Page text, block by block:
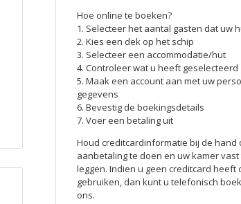
Hoe online te boeken?
1. Selecteer het aantal gasten dat uw
2. Kies een dek op het schip
3. Selecteer een accommodatie/hut
4. Controleer wat u heeft geselecteerd
5. Maak een account aan met uw
gegevens
6. Bevestig de boekingsdetails
7. Voer een betaling uit
Houd creditcardinformatie bij de hand
aanbetaling te doen en uw kamer vast
leggen. Indien u geen creditcard heeft
gebruiken, dan kunt u telefonisch
ons.